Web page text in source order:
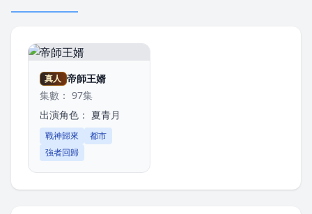
真人 帝師王婿
集數： 97集
出演角色： 夏青月
戰神歸來
都市
強者回歸